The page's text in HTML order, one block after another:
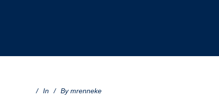
In By mrenneke